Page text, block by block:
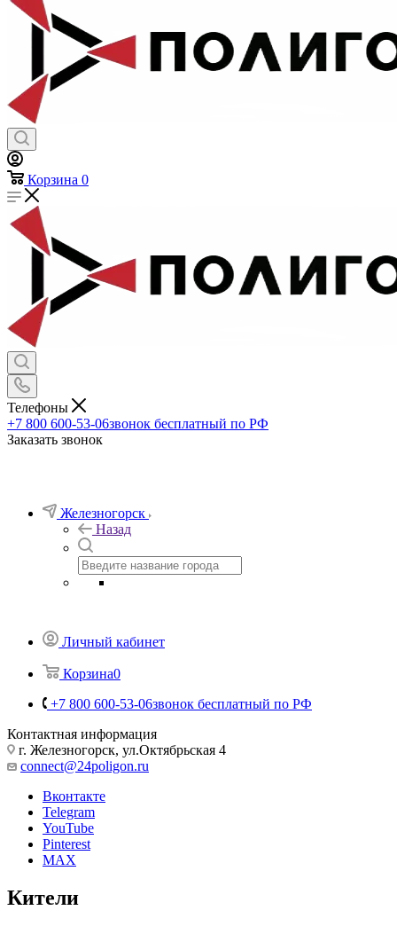
Корзина 0
Телефоны
+7 800 600-53-06звонок бесплатный по РФ
Заказать звонок
Железногорск
Назад
Личный кабинет
Корзина0
+7 800 600-53-06звонок бесплатный по РФ
Контактная информация
г. Железногорск, ул.Октябрьская 4
connect@24poligon.ru
Вконтакте
Telegram
YouTube
Pinterest
MAX
Кители